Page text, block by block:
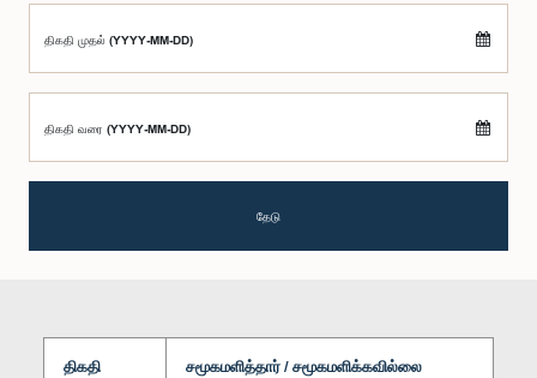
திகதி முதல் (YYYY-MM-DD)
திகதி வரை (YYYY-MM-DD)
தேடு
திகதி சமூகமளித்தார் / சமூகமளிக்கவில்லை